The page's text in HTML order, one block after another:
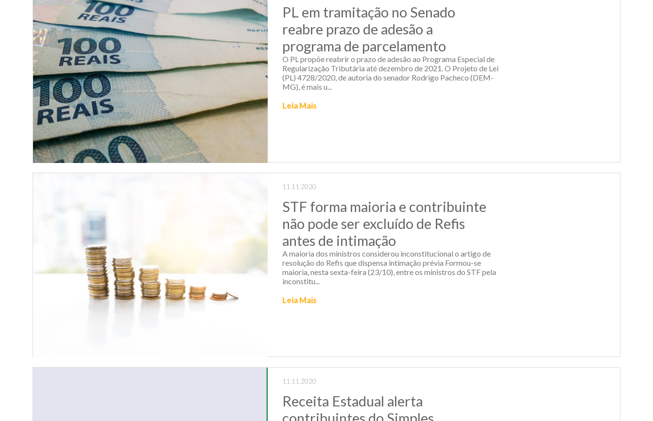
PL em tramitação no Senado
reabre prazo de adesão a
programa de parcelamento
O PL propõe reabrir o prazo de adesão ao Programa Especial de
Regularização Tributária até dezembro de 2021. O Projeto de Lei
(PL) 4728/2020, de autoria do senador Rodrigo Pacheco (DEM-
MG), é mais u...
Leia Mais
11.11.2020
STF forma maioria e contribuinte
não pode ser excluído de Refis
antes de intimação
A maioria dos ministros considerou inconstitucional o artigo de
resolução do Refis que dispensa intimação prévia Formou-se
maioria, nesta sexta-feira (23/10), entre os ministros do STF pela
inconstitu...
Leia Mais
11.11.2020
Receita Estadual alerta